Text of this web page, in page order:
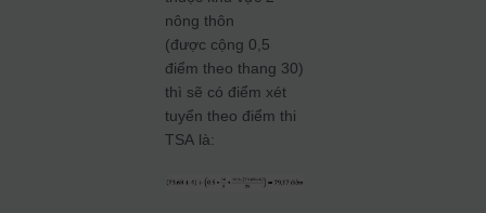
nông thôn
(được cộng 0,5
điểm theo thang 30)
thì sẽ có điểm xét
tuyển theo điểm thi
TSA là: